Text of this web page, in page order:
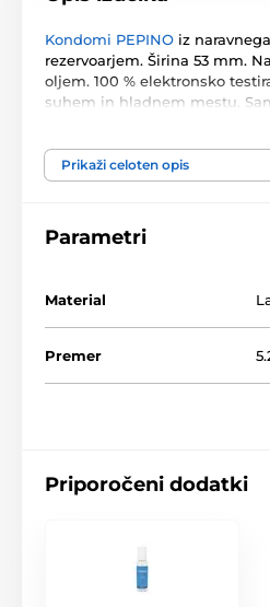
Kondomi PEPINO iz
rezervoarjem. Širina 53 mm.
oljem. 100 % elektronsko
suhem in hladnem mestu.
Prikaži celoten opis
Parametri
Material
Premer
Priporočeni dodatki